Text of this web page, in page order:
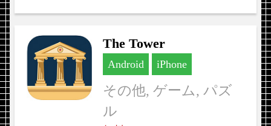
The Tower
Android iPhone
その他, ゲーム, パズ
ル